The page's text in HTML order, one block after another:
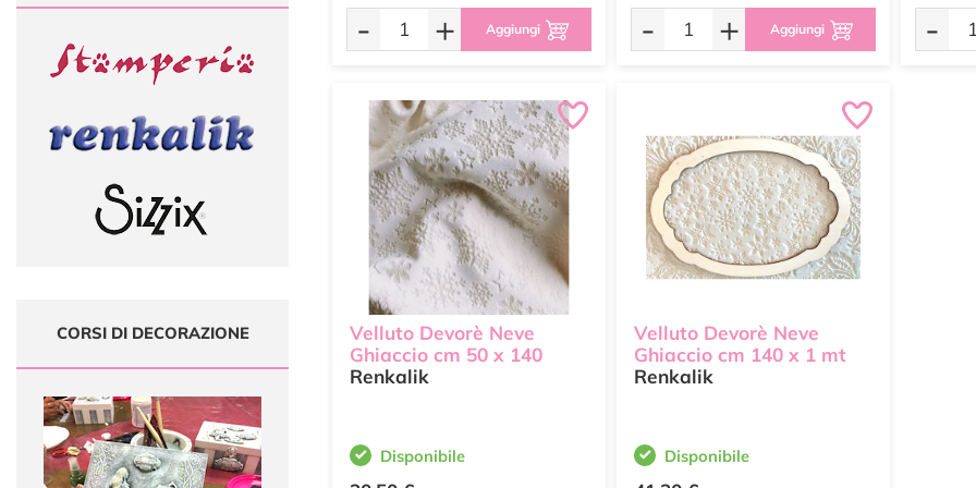
CORSI DI DECORAZIONE
- + Aggiungi - + Aggiungi -
Velluto Devorè Neve
Ghiaccio cm 50 x 140
Renkalik
Disponibile
Velluto Devorè Neve
Ghiaccio cm 140 x 1 mt
Renkalik
Disponibile